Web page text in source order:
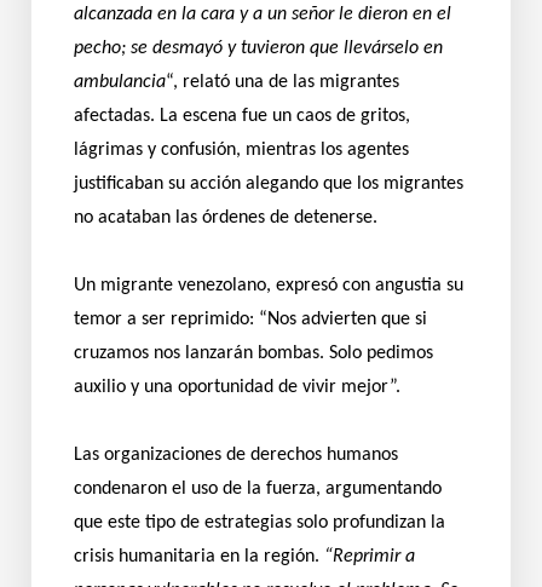
alcanzada en la cara y a un señor le dieron en el
pecho; se desmayó y tuvieron que llevárselo en
ambulancia“, relató una de las migrantes
afectadas. La escena fue un caos de gritos,
lágrimas y confusión, mientras los agentes
justificaban su acción alegando que los migrantes
no acataban las órdenes de detenerse.
Un migrante venezolano, expresó con angustia su
temor a ser reprimido: “Nos advierten que si
cruzamos nos lanzarán bombas. Solo pedimos
auxilio y una oportunidad de vivir mejor”.
Las organizaciones de derechos humanos
condenaron el uso de la fuerza, argumentando
que este tipo de estrategias solo profundizan la
crisis humanitaria en la región. “Reprimir a